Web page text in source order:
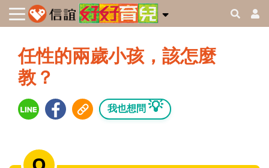
任性的兩歲小孩，該怎麼
教？
我也想問 💡